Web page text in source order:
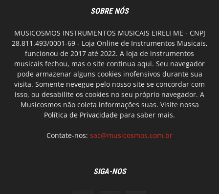
SOBRE NÓS
MUSICOSMOS INSTRUMENTOS MUSICAIS EIRELI ME - CNPJ
28.811.493/0001-69 - Loja Online de Instrumentos Musicais,
funcionou de 2017 até 2022. A loja de instrumentos
musicais fechou, mas o site continua aqui. Seu navegador
pode armazenar alguns cookies inofensivos durante sua
visita. Somente nevegue pelo nosso site se concordar com
isso, ou desabilite os cookies no seu próprio navegador. A
Musicosmos não coleta informações suas. Visite nossa
Política de Privacidade para saber mais.
Contate-nos: sac@musicosmos.com.br
SIGA-NOS